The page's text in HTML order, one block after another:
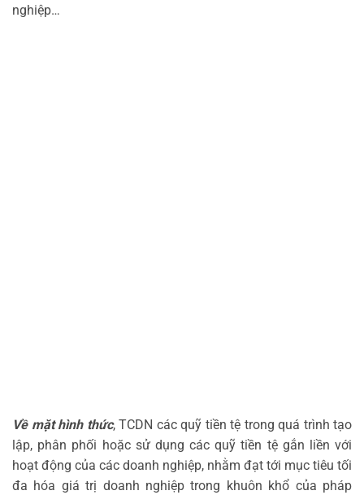
nghiệp…
Về mặt hình thức, TCDN các quỹ tiền tệ trong quá trình tạo
lập, phân phối hoặc sử dụng các quỹ tiền tệ gắn liền với
hoạt động của các doanh nghiệp, nhằm đạt tới mục tiêu tối
đa hóa giá trị doanh nghiệp trong khuôn khổ của pháp